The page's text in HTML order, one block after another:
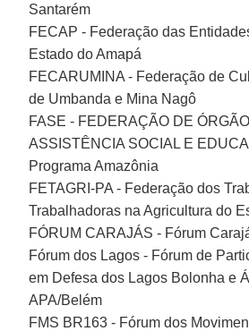
Santarém
FECAP - Federação das
Estado do Amapá
FECARUMINA - Federação de
de Umbanda e Mina Nagô
FASE - FEDERAÇÃO DE
ASSISTÊNCIA SOCIAL E
Programa Amazônia
FETAGRI-PA - Federação dos
Trabalhadoras na Agricultura do
FÓRUM CARAJÁS - Fórum
Fórum dos Lagos - Fórum de
em Defesa dos Lagos Bolonha e
APA/Belém
FMS BR163 - Fórum dos